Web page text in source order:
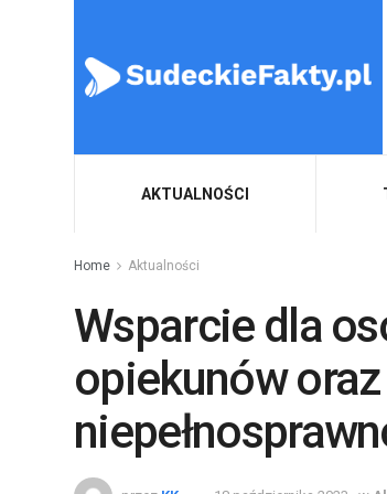
AKTUALNOŚCI
Home Aktualności
Wsparcie dla
opiekunów